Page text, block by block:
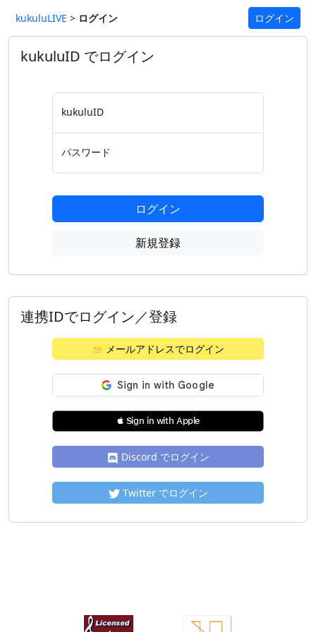
kukuluLIVE > ログイン ログイン
kukuluID でログイン
kukuluID
パスワード
ログイン
新規登録
連携IDでログイン／登録
メールアドレスでログイン
 Sign in with Apple
Discord でログイン
Twitter でログイン